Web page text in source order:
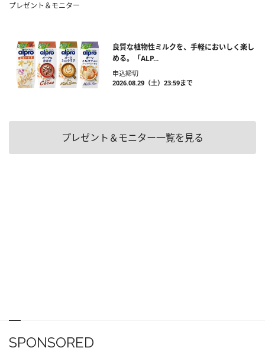
プレゼント＆モニター
良質な植物性ミルクを、手軽においしく楽し
める。「ALP...
申込締切
2026.08.29（土）23:59まで
プレゼント＆モニター一覧を見る
SPONSORED